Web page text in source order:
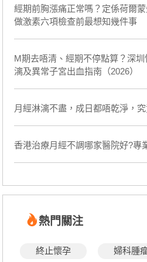
經期前胸漲痛正常嗎？定係荷爾
做激素六項檢查前最想知幾件事
M期去唔清、經期不停點算？深
漓及異常子宮出血指南（2026）
月經淋漓不盡，成日都唔乾淨，究
香港治療月經不調哪家醫院好?專
熱門關注
終止懷孕 婦科腫